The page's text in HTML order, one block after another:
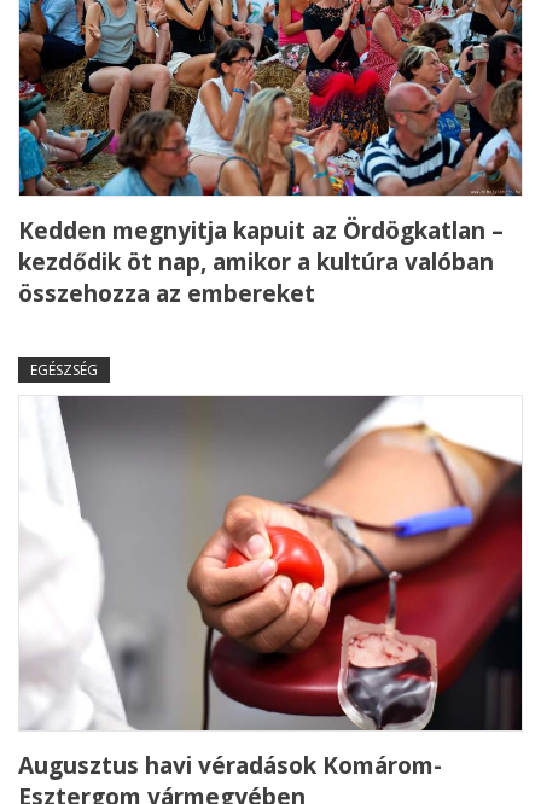
Kedden megnyitja kapuit az Ördögkatlan –
kezdődik öt nap, amikor a kultúra valóban
összehozza az embereket
EGÉSZSÉG
Augusztus havi véradások Komárom-
Esztergom vármegyében